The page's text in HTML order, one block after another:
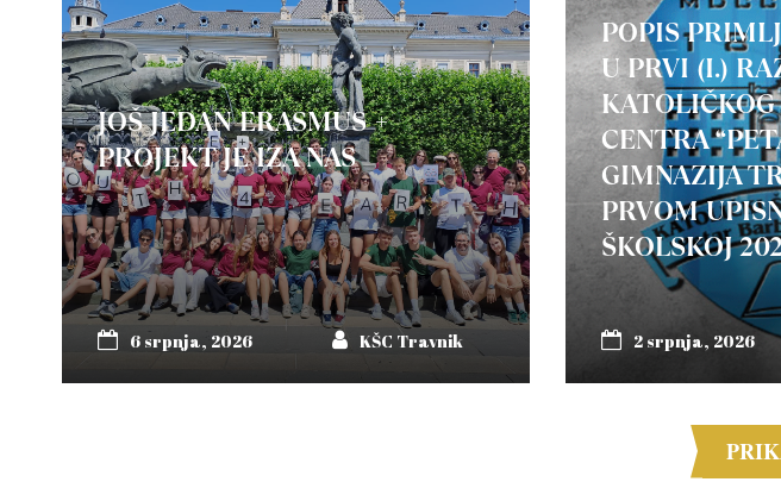
JOŠ JEDAN ERASMUS +
PROJEKT JE IZA NAS
6 srpnja, 2026 KŠC Travnik
POPIS
U PRVI (I.)
CENTRA
GIMNAZIJA
PRVOM
ŠKOLSKOJ
2 srpnja, 2026